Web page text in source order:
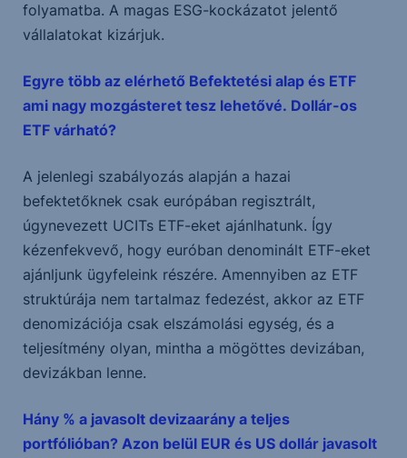
folyamatba. A magas ESG-kockázatot jelentő
vállalatokat kizárjuk.
Egyre több az elérhető Befektetési alap és ETF
ami nagy mozgásteret tesz lehetővé. Dollár-os
ETF várható?
A jelenlegi szabályozás alapján a hazai
befektetőknek csak európában regisztrált,
úgynevezett UCITs ETF-eket ajánlhatunk. Így
kézenfekvevő, hogy euróban denominált ETF-eket
ajánljunk ügyfeleink részére. Amennyiben az ETF
struktúrája nem tartalmaz fedezést, akkor az ETF
denomizációja csak elszámolási egység, és a
teljesítmény olyan, mintha a mögöttes devizában,
devizákban lenne.
Hány % a javasolt devizaarány a teljes
portfólióban? Azon belül EUR és US dollár javasolt